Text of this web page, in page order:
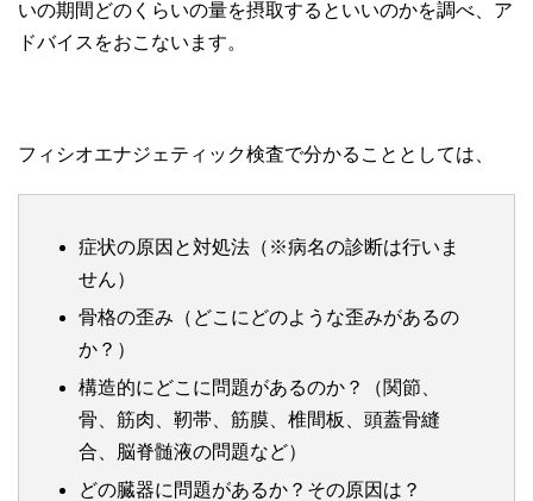
いの期間どのくらいの量を摂取するといいのかを調べ、ア
ドバイスをおこないます。
フィシオエナジェティック検査で分かることとしては、
症状の原因と対処法（※病名の診断は行いま
せん）
骨格の歪み（どこにどのような歪みがあるの
か？）
構造的にどこに問題があるのか？（関節、
骨、筋肉、靭帯、筋膜、椎間板、頭蓋骨縫
合、脳脊髄液の問題など）
どの臓器に問題があるか？その原因は？